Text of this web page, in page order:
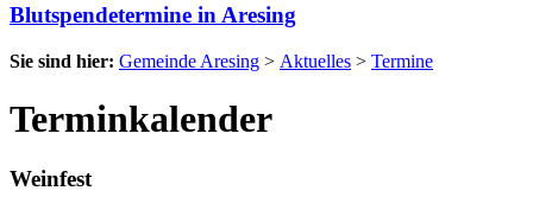
Blutspendetermine in Aresing
Sie sind hier: Gemeinde Aresing > Aktuelles > Termine
Terminkalender
Weinfest